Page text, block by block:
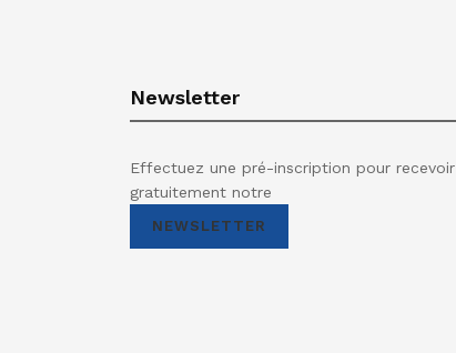
Newsletter
Effectuez une pré-inscription pour recevoir
gratuitement notre
NEWSLETTER